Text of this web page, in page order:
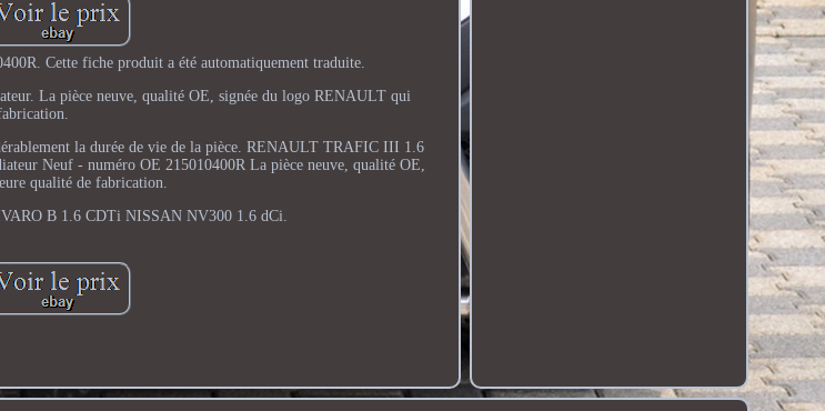
Cette fiche produit a été automatiquement traduite.
La pièce neuve, qualité OE, signée du logo RENAULT qui
la durée de vie de la pièce. RENAULT TRAFIC III 1.6
Neuf - numéro OE 215010400R La pièce neuve, qualité OE,
qualité de fabrication.
B 1.6 CDTi NISSAN NV300 1.6 dCi.